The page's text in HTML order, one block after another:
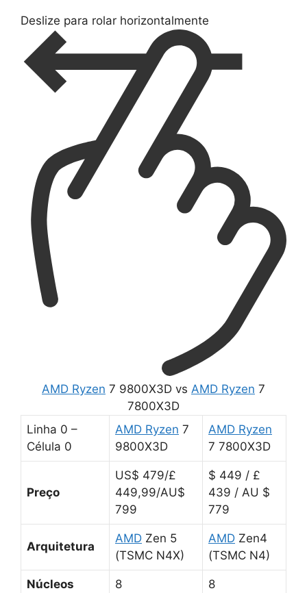
Deslize para rolar horizontalmente
AMD Ryzen 7 9800X3D vs AMD Ryzen 7
7800X3D
Linha 0 –
Célula 0
AMD Ryzen 7
9800X3D
AMD Ryzen
7 7800X3D
Preço
US$ 479/£
449,99/AU$
799
$ 449 / £
439 / AU $
779
Arquitetura
AMD Zen 5
(TSMC N4X)
AMD Zen4
(TSMC N4)
Núcleos 8 8